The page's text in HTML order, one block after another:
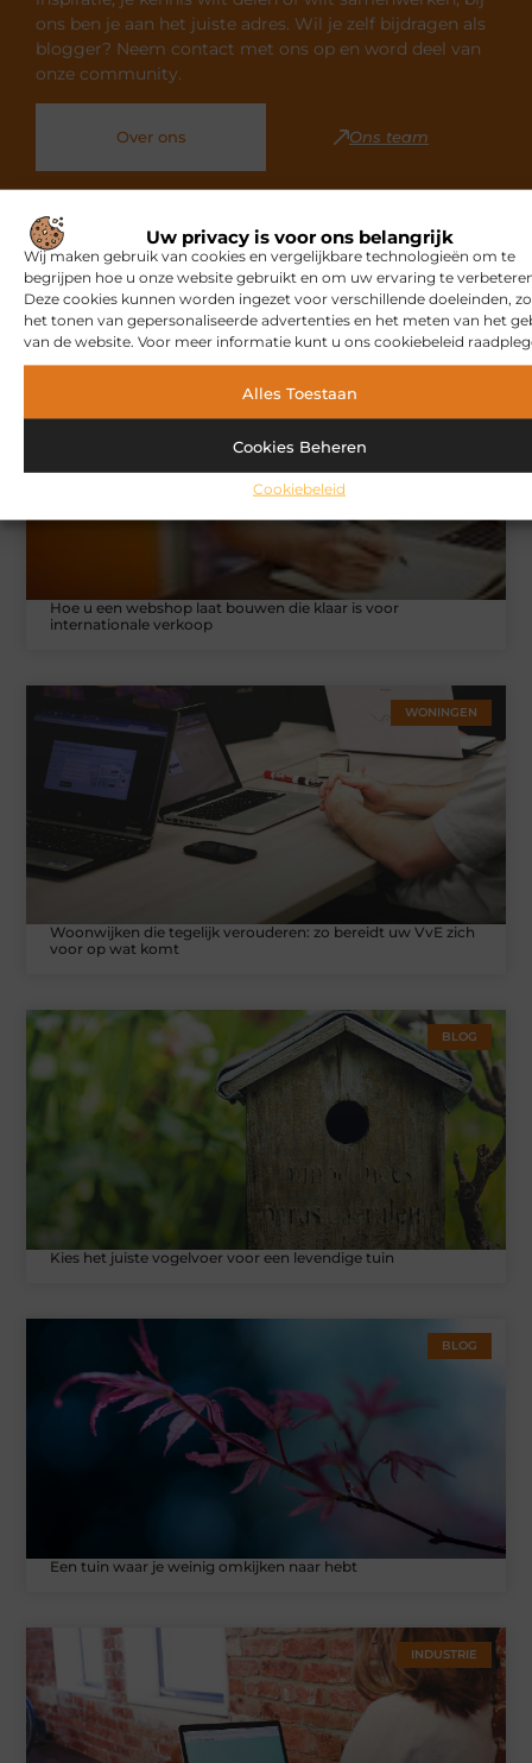
Uw privacy is voor ons belangrijk
Wij maken gebruik van cookies en vergelijkbare technologieën om te
begrijpen hoe u onze website gebruikt en om uw ervaring te
Deze cookies kunnen worden ingezet voor verschillende doeleinden,
het tonen van gepersonaliseerde advertenties en het meten van het
van de website. Voor meer informatie kunt u ons cookiebeleid
Alles Toestaan
Cookies Beheren
Cookiebeleid
ons ben je aan het juiste adres. Wil je zelf bijdragen als
blogger? Neem contact met ons op en word deel van
onze community.
Over ons Ons team
Gerelateerde artikelendie u
mogelijk interesseren
Hoe u een webshop laat bouwen die klaar is voor
internationale verkoop
WONINGEN
Woonwijken die tegelijk verouderen: zo bereidt uw VvE zich
voor op wat komt
BLOG
Kies het juiste vogelvoer voor een levendige tuin
BLOG
Een tuin waar je weinig omkijken naar hebt
INDUSTRIE